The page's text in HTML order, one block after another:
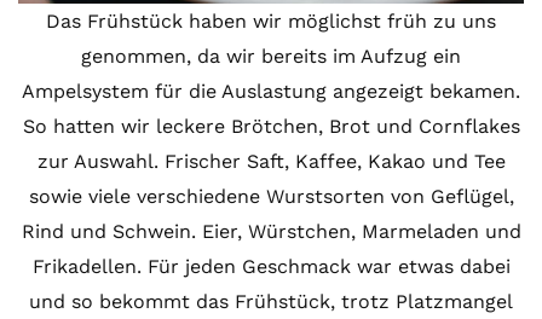
Das Frühstück haben wir möglichst früh zu uns
genommen, da wir bereits im Aufzug ein
Ampelsystem für die Auslastung angezeigt bekamen.
So hatten wir leckere Brötchen, Brot und Cornflakes
zur Auswahl. Frischer Saft, Kaffee, Kakao und Tee
sowie viele verschiedene Wurstsorten von Geflügel,
Rind und Schwein. Eier, Würstchen, Marmeladen und
Frikadellen. Für jeden Geschmack war etwas dabei
und so bekommt das Frühstück, trotz Platzmangel